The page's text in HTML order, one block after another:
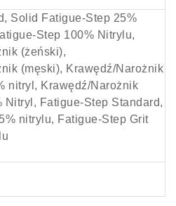
Solid Fatigue-Step 25%
Step 100% Nitrylu,
(żeński),
(męski), Krawędź/Narożnik
nitryl, Krawędź/Narożnik
Nitryl, Fatigue-Step Standard,
nitrylu, Fatigue-Step Grit